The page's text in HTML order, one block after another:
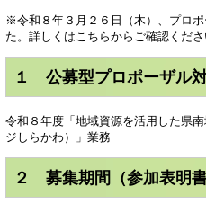
※令和８年３月２６日（木）、プロ
た。詳しくはこちらからご確認くださ
１ 公募型プロポーザル
令和８年度「地域資源を活用した県
ジしらかわ）」業務​
２ 募集期間（参加表明